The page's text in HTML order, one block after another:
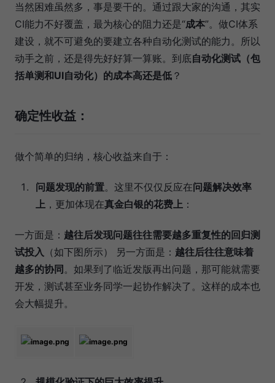
当然困难虽然多，事是要干的。通过跟大家的沟通，其实
CI能力不好覆盖，最为核心的阻力还是“成本”。做CI体系
建设，就不可避免的要建立各种自动化测试的能力。所以
动手之前，还是得先好好算一算账。到底自动化测试（包
括单测和UI自动化）的成本高还是低 ？
确定性收益：
做个简单的归纳，核心收益来自于：
问题发现的前置。这里不仅仅反应在问题解决效率
上 ，更加体现在真金白银的花费上 ：
一方面是： 越往后发现问题往往需要越多重复性的回归测
试投入 （如下图所示） 另一方面是： 越往后往往意味着
越多的协同 。如果到了临近发版再出问题，那可能就需要
开发，测试甚至业务同学一起协作解决了。这样的成本也
会大幅提升。